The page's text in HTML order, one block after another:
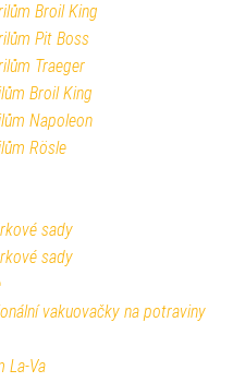
Broil King
Pit Boss
Traeger
Broil King
Napoleon
Rösle
sady
sady
vakuovačky na potraviny
La-Va